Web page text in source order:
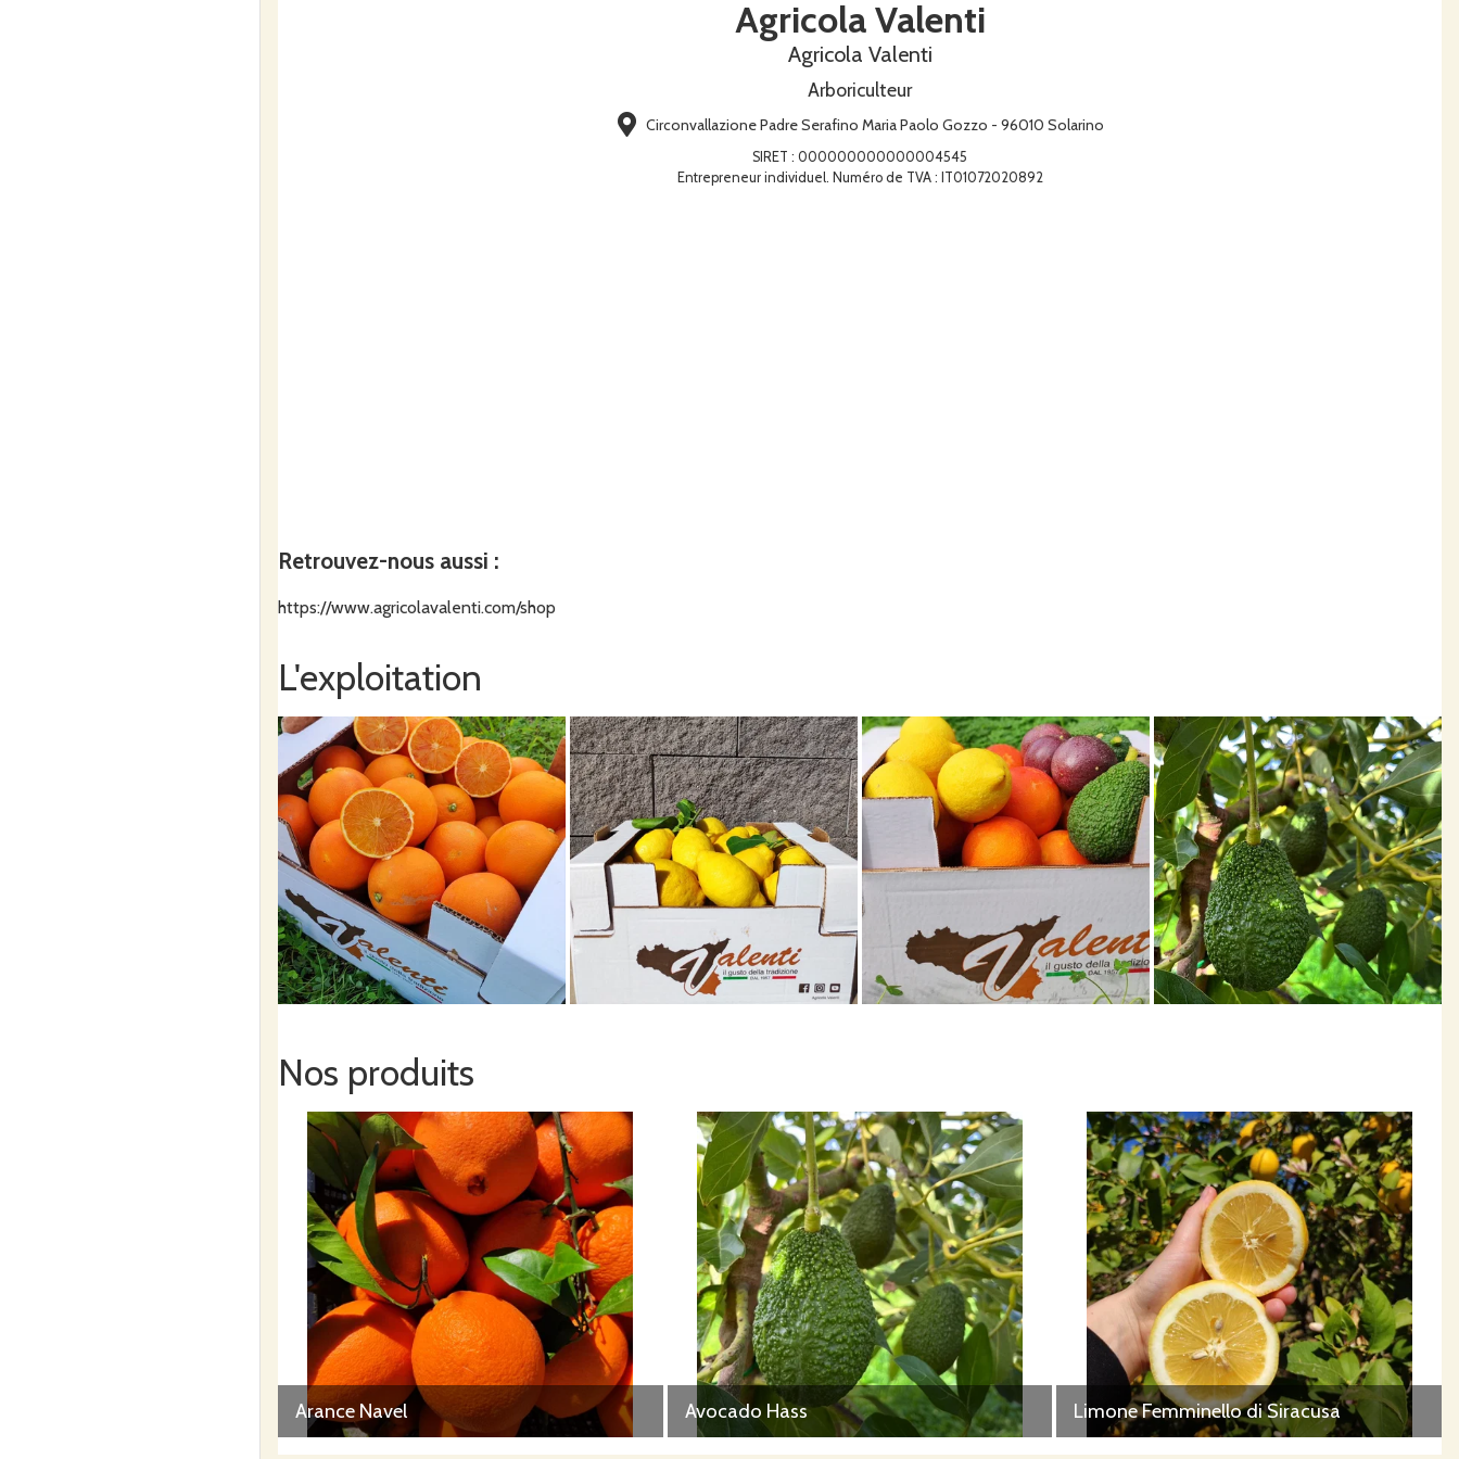
Agricola Valenti
Agricola Valenti
Arboriculteur
Circonvallazione Padre Serafino Maria Paolo Gozzo - 96010 Solarino
SIRET : 000000000000004545
Entrepreneur individuel. Numéro de TVA : IT01072020892
Retrouvez-nous aussi :
https://www.agricolavalenti.com/shop
L'exploitation
Nos produits
Arance Navel Avocado Hass Limone Femminello di Siracusa